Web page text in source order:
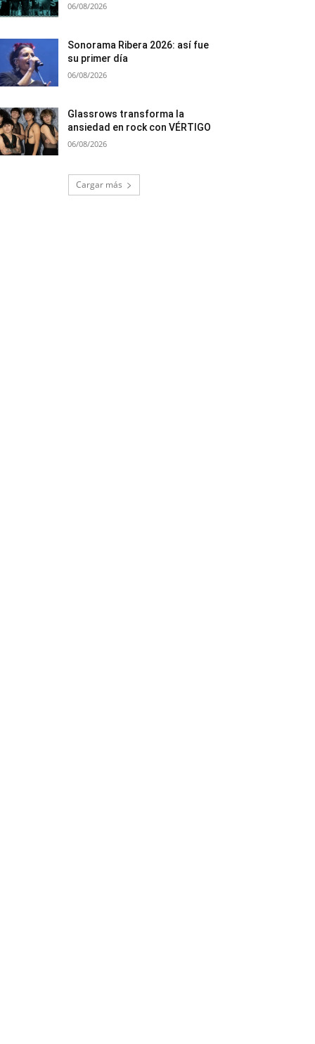
06/08/2026
Sonorama Ribera 2026: así fue
su primer día
06/08/2026
Glassrows transforma la
ansiedad en rock con VÉRTIGO
06/08/2026
Cargar más